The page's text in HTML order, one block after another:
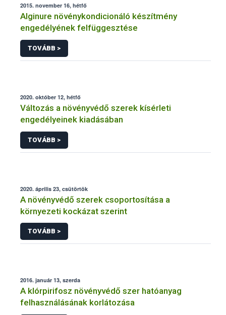
2015. november 16, hétfő
Alginure növénykondicionáló készítmény
engedélyének felfüggesztése
TOVÁBB >
2020. október 12, hétfő
Változás a növényvédő szerek kísérleti
engedélyeinek kiadásában
TOVÁBB >
2020. április 23, csütörtök
A növényvédő szerek csoportosítása a
környezeti kockázat szerint
TOVÁBB >
2016. január 13, szerda
A klórpirifosz növényvédő szer hatóanyag
felhasználásának korlátozása